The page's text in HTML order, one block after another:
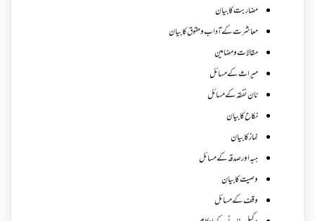
مضاربت کا بیان
معاشرت کے آداب و حقوق کا بیان
مقالات ومضامین
میراث کے مسائل
نان نفقہ کے مسائل
نکاح کا بیان
نماز کا بیان
ہبہ اور صدقہ کے مسائل
وصیت کا بیان
وقف کے مسائل